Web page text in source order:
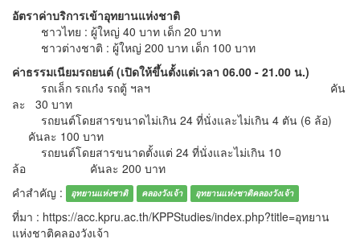
อัตราค่าบริการเข้าอุทยานแห่งชาติ
ชาวไทย : ผู้ใหญ่ 40 บาท เด็ก 20 บาท
ชาวต่างชาติ : ผู้ใหญ่ 200 บาท เด็ก 100 บาท
ค่าธรรมเนียมรถยนต์ (เปิดให้ขึ้นตั้งแต่เวลา 06.00 - 21.00 น.)
รถเล็ก รถเก๋ง รถตู้ ฯลฯ คัน
ละ 30 บาท
รถยนต์โดยสารขนาดไม่เกิน 24 ที่นั่งและไม่เกิน 4 ตัน (6 ล้อ)
คันละ 100 บาท
รถยนต์โดยสารขนาดตั้งแต่ 24 ที่นั่งและไม่เกิน 10
ล้อ คันละ 200 บาท
คำสำคัญ :
อุทยานแห่งชาติ คลองวังเจ้า อุทยานแห่งชาติคลองวังเจ้า
ที่มา : https://acc.kpru.ac.th/KPPStudies/index.php?title=อุทยาน
แห่งชาติคลองวังเจ้า